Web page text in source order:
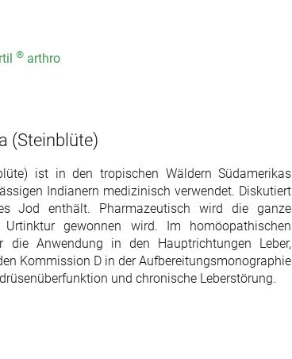
® arthro
(Steinblüte)
ist in den tropischen Wäldern Südamerikas
Indianern medizinisch verwendet. Diskutiert
Jod enthält. Pharmazeutisch wird die ganze
gewonnen wird. Im homöopathischen
Anwendung in den Hauptrichtungen Leber,
Kommission D in der Aufbereitungsmonographie
und chronische Leberstörung.